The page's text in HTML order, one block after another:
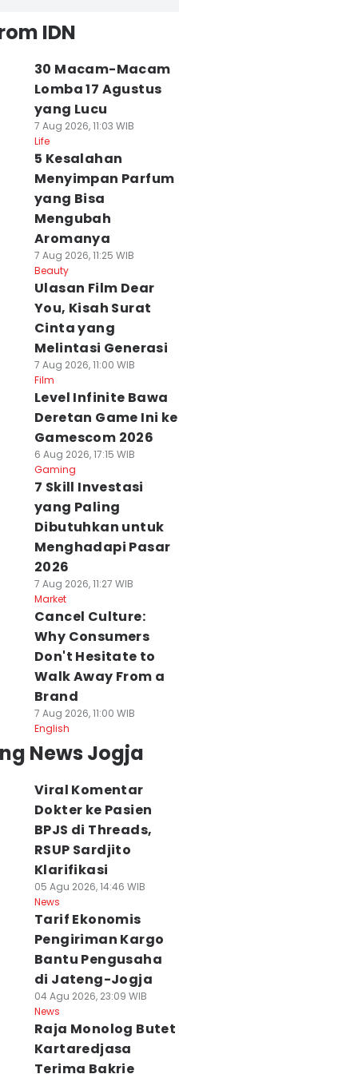
Unik Viral Komentar
IDN
30 Macam-Macam
Lomba 17 Agustus
yang Lucu
7 Aug 2026, 11:03 WIB
Life
5 Kesalahan
Menyimpan Parfum
yang Bisa
Mengubah
Aromanya
7 Aug 2026, 11:25 WIB
Beauty
Ulasan Film Dear
You, Kisah Surat
Cinta yang
Melintasi Generasi
7 Aug 2026, 11:00 WIB
Film
Level Infinite Bawa
Deretan Game Ini ke
Gamescom 2026
6 Aug 2026, 17:15 WIB
Gaming
7 Skill Investasi
yang Paling
Dibutuhkan untuk
Menghadapi Pasar
2026
7 Aug 2026, 11:27 WIB
Market
Cancel Culture:
Why Consumers
Don't Hesitate to
Walk Away From a
Brand
7 Aug 2026, 11:00 WIB
English
News Jogja
Viral Komentar
Dokter ke Pasien
BPJS di Threads,
RSUP Sardjito
Klarifikasi
05 Agu 2026, 14:46 WIB
News
Tarif Ekonomis
Pengiriman Kargo
Bantu Pengusaha
di Jateng-Jogja
04 Agu 2026, 23:09 WIB
News
Raja Monolog Butet
Kartaredjasa
Terima Bakrie